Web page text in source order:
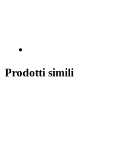
Prodotti simili